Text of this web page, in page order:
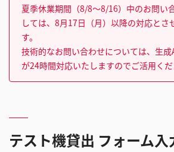
夏季休業期間（8/8～8/16）中のお問い
しては、8月17日（月）以降の対応とさ
す。
技術的なお問い合わせについては、生成
が24時間対応いたしますのでご活用くだ
テスト機貸出 フォーム入